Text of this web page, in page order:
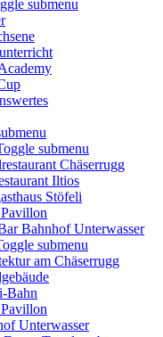
submenu
submenu
Chäserrugg
Iltios
Stöfeli
Bahnhof Unterwasser
submenu
am Chäserrugg
Bahn
Unterwasser